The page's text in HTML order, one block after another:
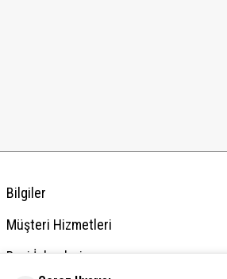
Bilgiler
Müşteri Hizmetleri
Bayi İşlemleri